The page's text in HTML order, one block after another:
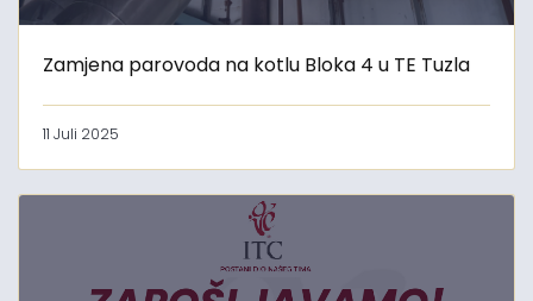
Zamjena parovoda na kotlu Bloka 4 u TE Tuzla
11 Juli 2025